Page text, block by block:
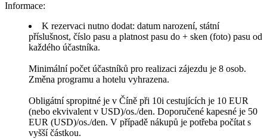
Informace:
K rezervaci nutno dodat: datum narození, státní
příslušnost, číslo pasu a platnost pasu do + sken (foto) pasu od
každého účastníka.
Minimální počet účastníků pro realizaci zájezdu je 8 osob.
Změna programu a hotelu vyhrazena.
Obligátní spropitné je v Číně při 10i cestujících je 10 EUR
(nebo ekvivalent v USD)/os./den. Doporučené kapesné je 50
EUR (USD)/os./den. V případě nákupů je potřeba počítat s
vyšší částkou.